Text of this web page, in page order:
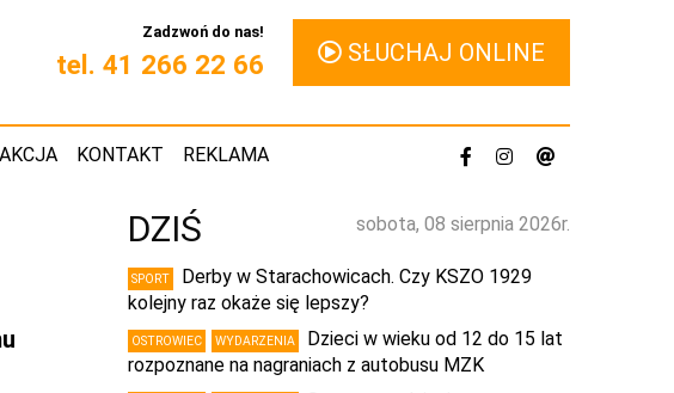
Zadzwoń do nas!
tel. 41 266 22 66 SŁUCHAJ ONLINE
KONTAKT REKLAMA
sobota, 08 sierpnia 2026r.
DZIŚ
SPORT
Derby w Starachowicach. Czy KSZO 1929
kolejny raz okaże się lepszy?
OSTROWIEC WYDARZENIA
Dzieci w wieku od 12 do 15 lat
rozpoznane na nagraniach z autobusu MZK